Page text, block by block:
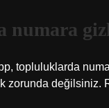
numara
topluluklarda
zorunda